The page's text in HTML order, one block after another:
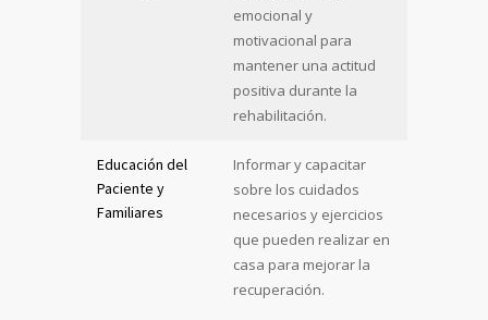
emocional y
motivacional para
mantener una actitud
positiva durante la
rehabilitación.
Educación del
Paciente y
Familiares
Informar y capacitar
sobre los cuidados
necesarios y ejercicios
que pueden realizar en
casa para mejorar la
recuperación.